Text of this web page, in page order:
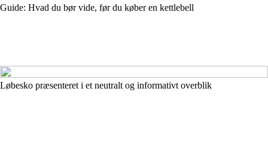
Guide: Hvad du bør vide, før du køber en kettlebell
Løbesko præsenteret i et neutralt og informativt overblik